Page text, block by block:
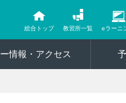
総合トップ 教習所一覧 eラーニ
情報・アクセス